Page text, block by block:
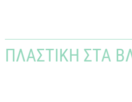
ΠΛΑΣΤΙΚΉ ΣΤΑ